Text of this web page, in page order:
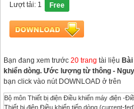
Lượt tải: 1
Free
Bạn đang xem trước 20 trang tài liệu
khiển dòng. Ước lượng từ thông -
bạn click vào nút DOWNLOAD ở trên
Bộ môn Thiết bị điện Điều khiển máy điện -
Thiết bị điện Điều khiển tiếp dòng (current-